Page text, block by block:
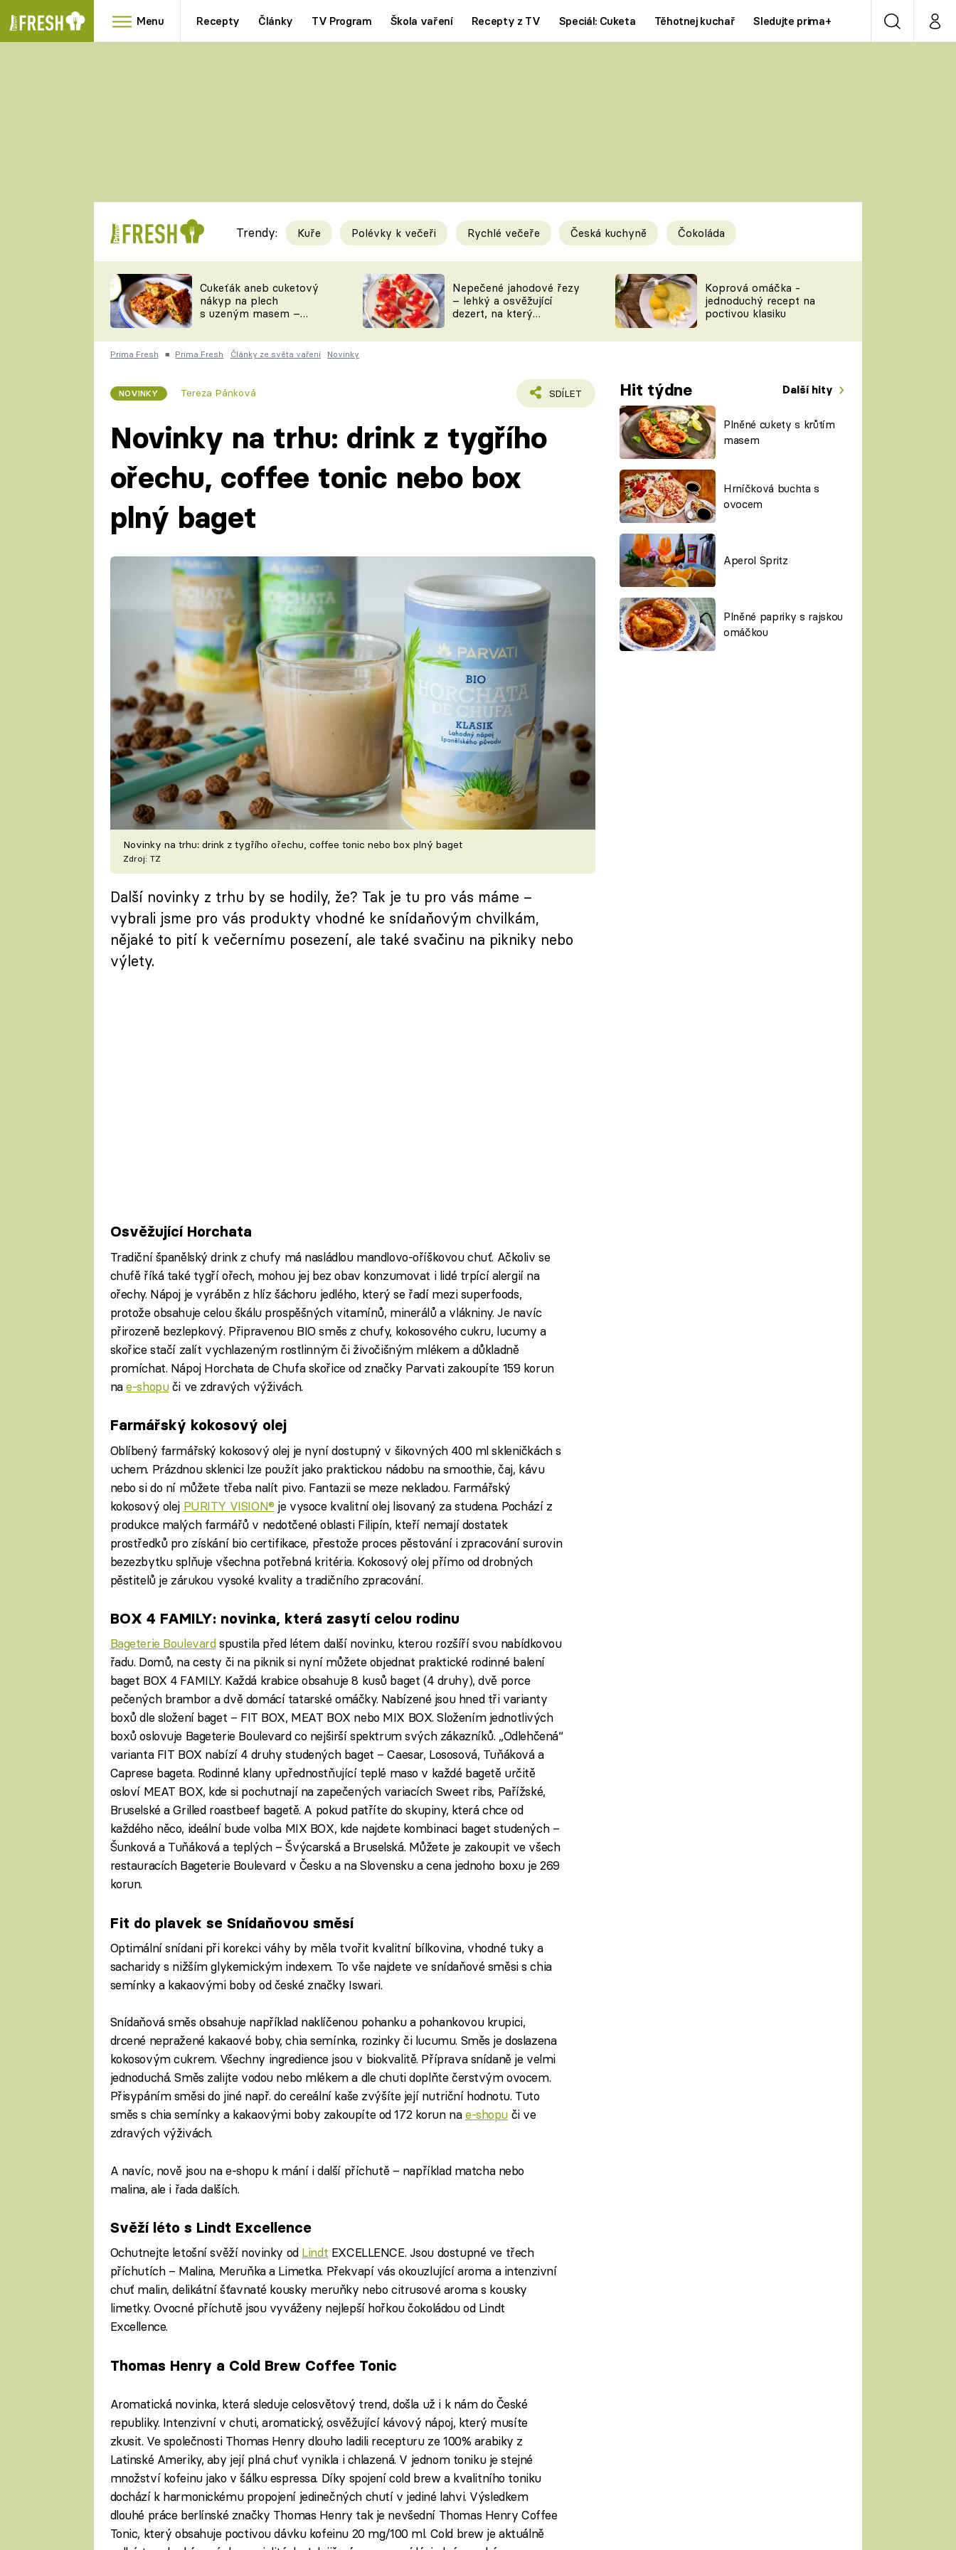
Menu Recepty Články TV Program Škola vaření Recepty z TV Speciál: Cuketa Těhotnej kuchař Sledujte prima+ VyhledáváníMůj
RYCHLOVKY
Videorecepty
TEĎ VAŘÍ ŠÉF!
ČESKO NA TALÍŘI
KUCHAŘKA
Tipy a triky
KAM ZA JÍDLEM
VYCHYTÁVKY
Novinky
ŠÉFREDAKTORKY
ČASOPIS
Prima LAJK
Sledujte nás
Trendy: Kuře Polévky k večeři Rychlé večeře Česká kuchyně Čokoláda
Cukeťák aneb cuketový
nákyp na plech
s uzeným masem –
zpracovat přerostlé
cukety
Nepečené jahodové řezy
– lehký a osvěžující
dezert, na který
Koprová omáčka -
jednoduchý recept na
poctivou klasiku
Prima Fresh ■ Prima Fresh Články ze světa vaření Novinky
NOVINKY Tereza Pánková SDÍLET Hit týdne Další hity
Plněné cukety s krůtím
masem
Hrníčková buchta s
ovocem
Aperol Spritz
Plněné papriky s rajskou
omáčkou
Novinky na trhu: drink z tygřího
ořechu, coffee tonic nebo box
plný baget
Novinky na trhu: drink z tygřího ořechu, coffee tonic nebo box plný baget
Zdroj: TZ
Další novinky z trhu by se hodily, že? Tak je tu pro vás máme –
vybrali jsme pro vás produkty vhodné ke snídaňovým chvilkám,
nějaké to pití k večernímu posezení, ale také svačinu na pikniky nebo
výlety.
Osvěžující Horchata
Tradiční španělský drink z chufy má nasládlou mandlovo-oříškovou chuť. Ačkoliv se
chufě říká také tygří ořech, mohou jej bez obav konzumovat i lidé trpící alergií na
ořechy. Nápoj je vyráběn z hlíz šáchoru jedlého, který se řadí mezi superfoods,
protože obsahuje celou škálu prospěšných vitamínů, minerálů a vlákniny. Je navíc
přirozeně bezlepkový. Připravenou BIO směs z chufy, kokosového cukru, lucumy a
skořice stačí zalít vychlazeným rostlinným či živočišným mlékem a důkladně
promíchat. Nápoj Horchata de Chufa skořice od značky Parvati zakoupíte 159 korun
nae-shopuči ve zdravých výživách.
Farmářský kokosový olej
Oblíbený farmářský kokosový olej je nyní dostupný v šikovných 400 ml skleničkách s
uchem. Prázdnou sklenici lze použít jako praktickou nádobu na smoothie, čaj, kávu
nebo si do ní můžete třeba nalít pivo. Fantazii se meze nekladou. Farmářský
kokosový olej PURITY VISION® je vysoce kvalitní olej lisovaný za studena. Pochází z
produkce malých farmářů v nedotčené oblasti Filipín, kteří nemají dostatek
prostředků pro získání bio certifikace, přestože proces pěstování i zpracování surovin
bezezbytku splňuje všechna potřebná kritéria. Kokosový olej přímo od drobných
pěstitelů je zárukou vysoké kvality a tradičního zpracování.
BOX 4 FAMILY: novinka, která zasytí celou rodinu
Bageterie Boulevardspustila před létem další novinku, kterou rozšíří svou nabídkovou
řadu. Domů, na cesty či na piknik si nyní můžete objednat praktické rodinné balení
baget BOX 4 FAMILY. Každá krabice obsahuje 8 kusů baget (4 druhy), dvě porce
pečených brambor a dvě domácí tatarské omáčky. Nabízené jsou hned tři varianty
boxů dle složení baget – FIT BOX, MEAT BOX nebo MIX BOX. Složením jednotlivých
boxů oslovuje Bageterie Boulevard co nejširší spektrum svých zákazníků. „Odlehčená“
varianta FIT BOX nabízí 4 druhy studených baget – Caesar, Lososová, Tuňáková a
Caprese bageta. Rodinné klany upřednostňující teplé maso v každé bagetě určitě
osloví MEAT BOX, kde si pochutnají na zapečených variacích Sweet ribs, Pařížské,
Bruselské a Grilled roastbeef bagetě. A pokud patříte do skupiny, která chce od
každého něco, ideální bude volba MIX BOX, kde najdete kombinaci baget studených –
Šunková a Tuňáková a teplých – Švýcarská a Bruselská. Můžete je zakoupit ve všech
restauracích Bageterie Boulevard v Česku a na Slovensku a cena jednoho boxu je 269
korun.
Fit do plavek se Snídaňovou směsí
Optimální snídani při korekci váhy by měla tvořit kvalitní bílkovina, vhodné tuky a
sacharidy s nižším glykemickým indexem. To vše najdete ve snídaňové směsi s chia
semínky a kakaovými boby od české značky Iswari.
Snídaňová směs obsahuje například naklíčenou pohanku a pohankovou krupici,
drcené nepražené kakaové boby, chia semínka, rozinky či lucumu. Směs je doslazena
kokosovým cukrem. Všechny ingredience jsou v biokvalitě. Příprava snídaně je velmi
jednoduchá. Směs zalijte vodou nebo mlékem a dle chuti doplňte čerstvým ovocem.
Přisypáním směsi do jiné např. do cereální kaše zvýšíte její nutriční hodnotu. Tuto
směs s chia semínky a kakaovými boby zakoupíte od 172 korun nae-shopuči ve
zdravých výživách.
A navíc, nově jsou na e-shopu k mání i další příchutě – například matcha nebo
malina, ale i řada dalších.
Svěží léto s Lindt Excellence
Ochutnejte letošní svěží novinky od Lindt EXCELLENCE. Jsou dostupné ve třech
příchutích – Malina, Meruňka a Limetka. Překvapí vás okouzlující aroma a intenzivní
chuť malin, delikátní šťavnaté kousky meruňky nebo citrusové aroma s kousky
limetky. Ovocné příchutě jsou vyváženy nejlepší hořkou čokoládou od Lindt
Excellence.
Thomas Henry a Cold Brew Coffee Tonic
Aromatická novinka, která sleduje celosvětový trend, došla už i k nám do České
republiky. Intenzivní v chuti, aromatický, osvěžující kávový nápoj, který musíte
zkusit. Ve společnosti Thomas Henry dlouho ladili recepturu ze 100% arabiky z
Latinské Ameriky, aby její plná chuť vynikla i chlazená. V jednom toniku je stejné
množství kofeinu jako v šálku espressa. Díky spojení cold brew a kvalitního toniku
dochází k harmonickému propojení jedinečných chutí v jediné lahvi. Výsledkem
dlouhé práce berlínské značky Thomas Henry tak je nevšední Thomas Henry Coffee
Tonic, který obsahuje poctivou dávku kofeinu 20 mg/100 ml. Cold brew je aktuálně